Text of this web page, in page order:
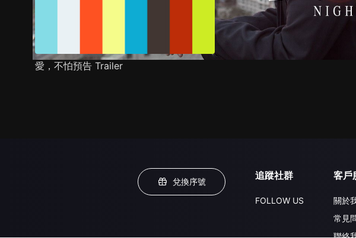
愛，不怕預告 Trailer
兌換序號
追蹤社群
FOLLOW US
客戶
關於
常見
聯絡